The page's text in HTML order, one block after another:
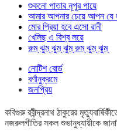
শুকনো পাতার নূপুর পায়ে
আমার আপনার চেয়ে আপন যে
মোর প্রিয়া হবে এসো রানী
খেলিছ এ বিশ্ব লয়ে
রুম্ ঝুম্ ঝুম্ ঝুম্ রুম্ ঝুম্ ঝুম্
নোটিশ বোর্ড
বর্ণানুক্রমে
জনপ্রিয়
কবিগুরু রবীন্দ্রনাথ ঠাকুরের
নজরুলগীতির সকল শুভানুধ্যায়ীকে